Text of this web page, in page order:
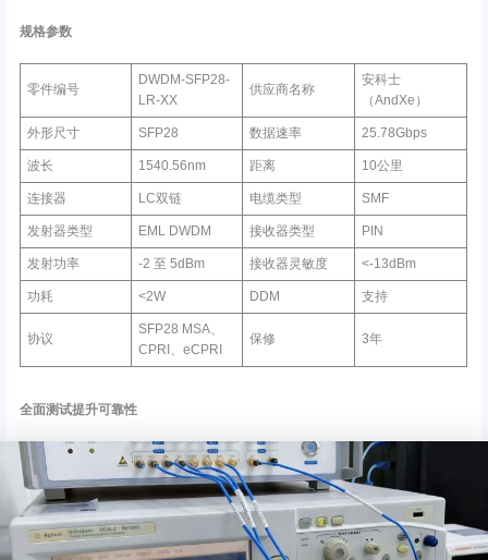
规格参数
零件编号
DWDM-SFP28-
LR-XX
供应商名称
安科士
（AndXe）
外形尺寸 SFP28 数据速率 25.78Gbps
波长 1540.56nm 距离 10公里
连接器 LC双链 电缆类型 SMF
发射器类型 EML DWDM 接收器类型 PIN
发射功率 -2 至 5dBm 接收器灵敏度 <-13dBm
功耗 <2W DDM 支持
协议
SFP28 MSA、
CPRI、eCPRI
保修 3年
全面测试提升可靠性